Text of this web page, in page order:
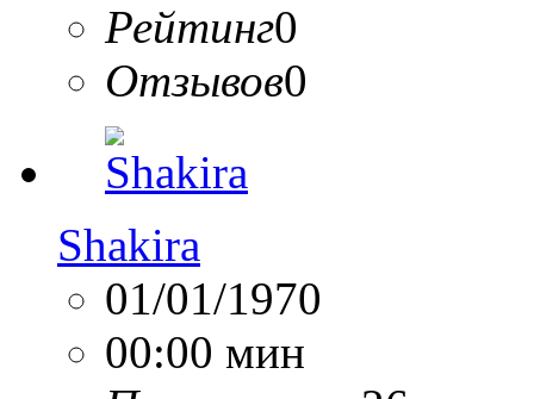
Рейтинг0
Отзывов0
Shakira
01/01/1970
00:00 мин